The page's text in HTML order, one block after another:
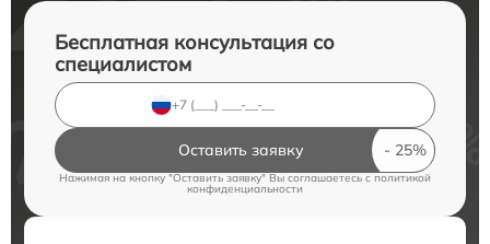
Бесплатная консультация со
специалистом
Оставить заявку
Нажимая на кнопку "Оставить заявку" Вы соглашаетесь cполитикой
конфиденциальности